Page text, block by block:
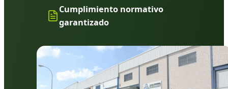
Cumplimiento normativo
garantizado